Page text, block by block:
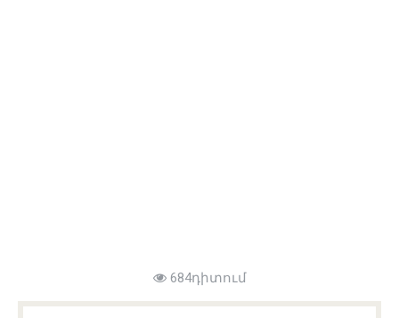
684դիտում